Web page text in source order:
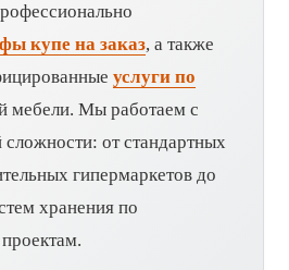
купе на заказ, а также
услуги по
мебели. Мы работаем с
от стандартных
гипермаркетов до
хранения по